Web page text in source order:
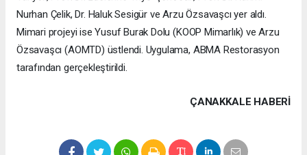
Nurhan Çelik, Dr. Haluk Sesigür ve Arzu Özsavaşcı yer aldı.
Mimari projeyi ise Yusuf Burak Dolu (KOOP Mimarlık) ve Arzu
Özsavaşcı (AOMTD) üstlendi. Uygulama, ABMA Restorasyon
tarafından gerçekleştirildi.
ÇANAKKALE HABERİ